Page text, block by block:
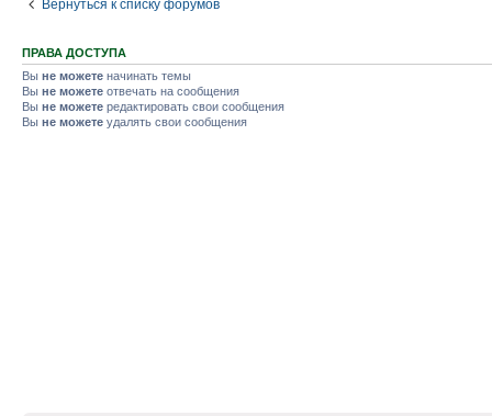
Вернуться к списку форумов
ПРАВА ДОСТУПА
Вы не можете начинать темы
Вы не можете отвечать на сообщения
Вы не можете редактировать свои сообщения
Вы не можете удалять свои сообщения